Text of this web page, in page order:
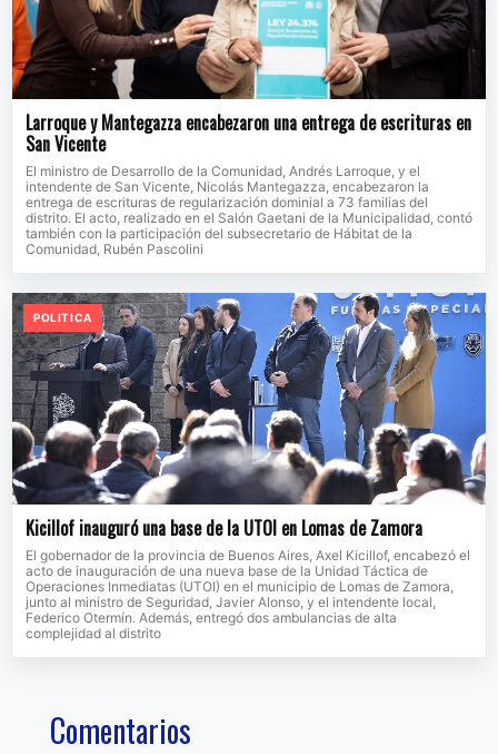
Larroque y Mantegazza encabezaron una entrega de escrituras en
San Vicente
El ministro de Desarrollo de la Comunidad, Andrés Larroque, y el
intendente de San Vicente, Nicolás Mantegazza, encabezaron la
entrega de escrituras de regularización dominial a 73 familias del
distrito. El acto, realizado en el Salón Gaetani de la Municipalidad, contó
también con la participación del subsecretario de Hábitat de la
Comunidad, Rubén Pascolini
POLITICA
Kicillof inauguró una base de la UTOI en Lomas de Zamora
El gobernador de la provincia de Buenos Aires, Axel Kicillof, encabezó el
acto de inauguración de una nueva base de la Unidad Táctica de
Operaciones Inmediatas (UTOI) en el municipio de Lomas de Zamora,
junto al ministro de Seguridad, Javier Alonso, y el intendente local,
Federico Otermín. Además, entregó dos ambulancias de alta
complejidad al distrito
Comentarios